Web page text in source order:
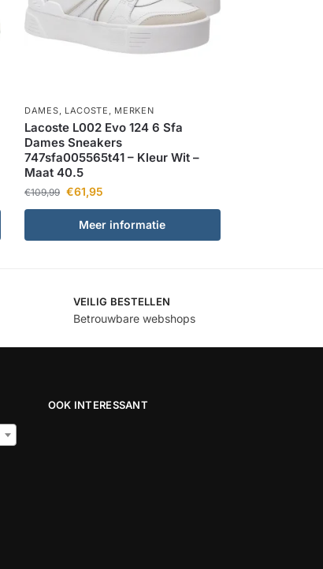
DAMES LACOSTE MERKEN
Lacoste L002 Evo 124 6 Sfa
Dames Sneakers
747sfa005565t41 – Kleur Wit –
Maat 40.5
€109,99 €61,95
Meer informatie
VEILIG BESTELLEN
Betrouwbare webshops
OOK INTERESSANT